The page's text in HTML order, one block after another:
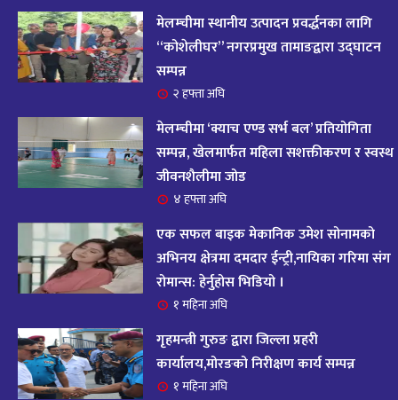
१४ आज २०८२ साल भदौ १६ गते सोमबारको राशिफल
११ महिना अघि
१५
आजको राशिफल : २०८२ भदौ १२ गते बिहीवार, २८
अगस्ट २०२५
११ महिना अघि
१६ आजको राशिफल – २०८२ साल भाद्र १० गते, मंगलबार
१७ आजको राशिफल – २०८२ साल भाद्र १० गते, मंगलबार
११ महिना अघि
१८
आजको राशिफल : आइतवार, ८ भदौ २०८२ (२४ अगस्ट
२०२५)
११ महिना अघि
मेलम्चीमा स्थानीय उत्पादन प्रवर्द्धनका लागि
“कोशेलीघर” नगरप्रमुख तामाङद्वारा उद्घाटन
सम्पन्न
२ हफ्ता अघि
मेलम्चीमा ‘क्याच एण्ड सर्भ बल’ प्रतियोगिता
सम्पन्न, खेलमार्फत महिला सशक्तीकरण र स्वस्थ
जीवनशैलीमा जोड
४ हफ्ता अघि
एक सफल बाइक मेकानिक उमेश सोनामको
अभिनय क्षेत्रमा दमदार ईन्ट्री,नायिका गरिमा संग
रोमान्स: हेर्नुहोस भिडियो ।
१ महिना अघि
गृहमन्त्री गुरुङ द्वारा जिल्ला प्रहरी
कार्यालय,मोरङको निरीक्षण कार्य सम्पन्न
१ महिना अघि